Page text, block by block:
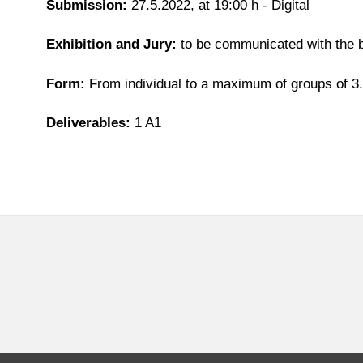
Submission: 27.5.2022, at 19:00 h - Digital
Exhibition and Jury: to be communicated with the
Form: From individual to a maximum of groups of 3.
Deliverables: 1 A1